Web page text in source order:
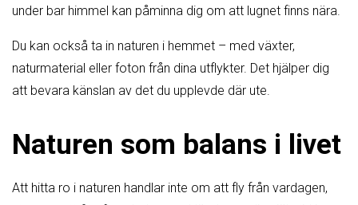
under bar himmel kan påminna dig om att lugnet finns nära.
Du kan också ta in naturen i hemmet – med växter,
naturmaterial eller foton från dina utflykter. Det hjälper dig
att bevara känslan av det du upplevde där ute.
Naturen som balans i livet
Att hitta ro i naturen handlar inte om att fly från vardagen,